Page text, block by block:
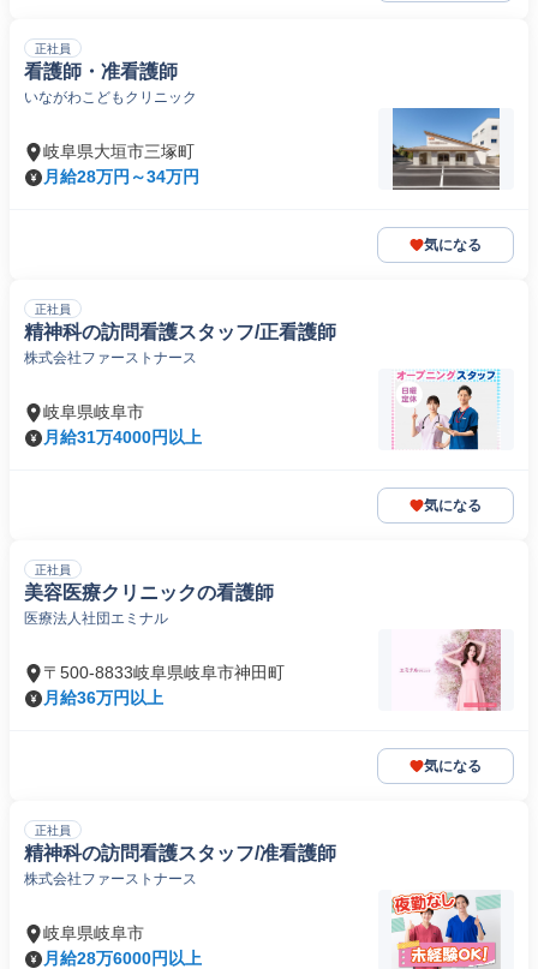
正社員
看護師・准看護師
いながわこどもクリニック
岐阜県大垣市三塚町
月給28万円～34万円
気になる
正社員
精神科の訪問看護スタッフ/正看護師
株式会社ファーストナース
岐阜県岐阜市
月給31万4000円以上
気になる
正社員
美容医療クリニックの看護師
医療法人社団エミナル
〒500-8833岐阜県岐阜市神田町
月給36万円以上
気になる
正社員
精神科の訪問看護スタッフ/准看護師
株式会社ファーストナース
岐阜県岐阜市
月給28万6000円以上